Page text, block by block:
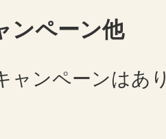
ンペーン他
ャンペーンはあ